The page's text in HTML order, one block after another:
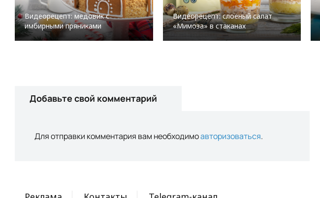
Видеорецепт: медовик с
имбирными пряниками
Видеорецепт: слоеный салат
«Мимоза» в стаканах
Добавьте свой комментарий
Для отправки комментария вам необходимоавторизоваться.